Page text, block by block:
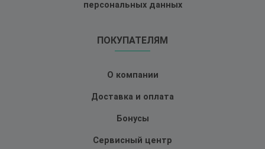
персональных данных
ПОКУПАТЕЛЯМ
О компании
Доставка и оплата
Бонусы
Сервисный центр